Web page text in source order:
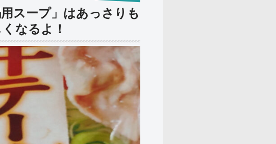
スープ」はあっさりも
なるよ！